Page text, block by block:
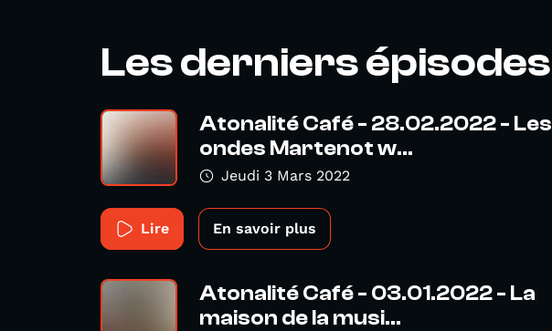
Les derniers épisodes
Atonalité Café - 28.02.2022 - Les
ondes Martenot w...
Jeudi 3 Mars 2022
Lire En savoir plus
Atonalité Café - 03.01.2022 - La
maison de la musi...